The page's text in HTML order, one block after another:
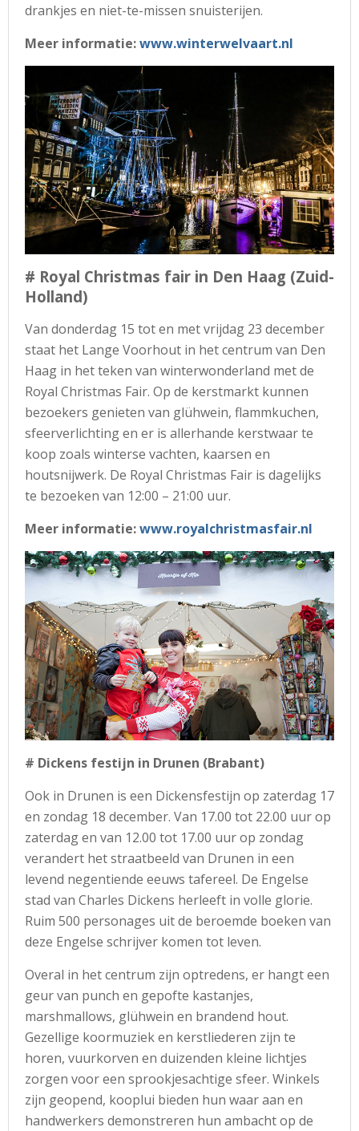
drankjes en niet-te-missen snuisterijen.
Meer informatie:www.winterwelvaart.nl
# Royal Christmas fair in Den Haag (Zuid-
Holland)
Van donderdag 15 tot en met vrijdag 23 december
staat het Lange Voorhout in het centrum van Den
Haag in het teken van winterwonderland met de
Royal Christmas Fair. Op de kerstmarkt kunnen
bezoekers genieten van glühwein, flammkuchen,
sfeerverlichting en er is allerhande kerstwaar te
koop zoals winterse vachten, kaarsen en
houtsnijwerk. De Royal Christmas Fair is dagelijks
te bezoeken van 12:00 – 21:00 uur.
Meer informatie:www.royalchristmasfair.nl
# Dickens festijn in Drunen (Brabant)
Ook in Drunen is een Dickensfestijn op zaterdag 17
en zondag 18 december. Van 17.00 tot 22.00 uur op
zaterdag en van 12.00 tot 17.00 uur op zondag
verandert het straatbeeld van Drunen in een
levend negentiende eeuws tafereel. De Engelse
stad van Charles Dickens herleeft in volle glorie.
Ruim 500 personages uit de beroemde boeken van
deze Engelse schrijver komen tot leven.
Overal in het centrum zijn optredens, er hangt een
geur van punch en gepofte kastanjes,
marshmallows, glühwein en brandend hout.
Gezellige koormuziek en kerstliederen zijn te
horen, vuurkorven en duizenden kleine lichtjes
zorgen voor een sprookjesachtige sfeer. Winkels
zijn geopend, kooplui bieden hun waar aan en
handwerkers demonstreren hun ambacht op de